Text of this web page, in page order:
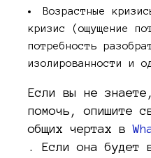
Возрастные
кризис (ощущение
потребность
изолированности и
Если вы не
помочь, опишите
общих чертах в
. Если она будет